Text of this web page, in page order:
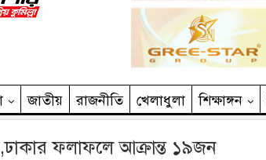
জাতীয় রাজনীতি খেলাধুলা শিক্ষাঙ্গন
ফলাফলে আক্রান্ত ১৯জন